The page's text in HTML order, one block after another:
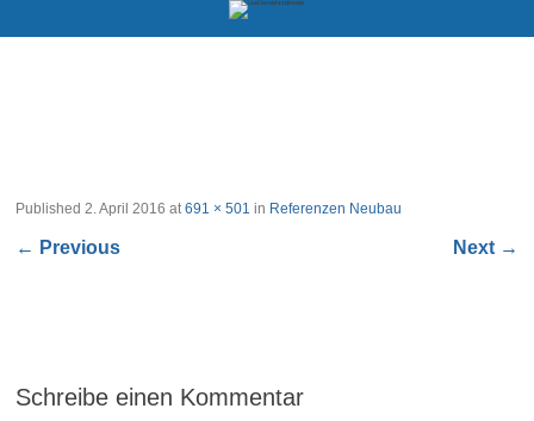
Published2. April 2016 at691 × 501 in Referenzen Neubau
← Previous Next →
Schreibe einen Kommentar